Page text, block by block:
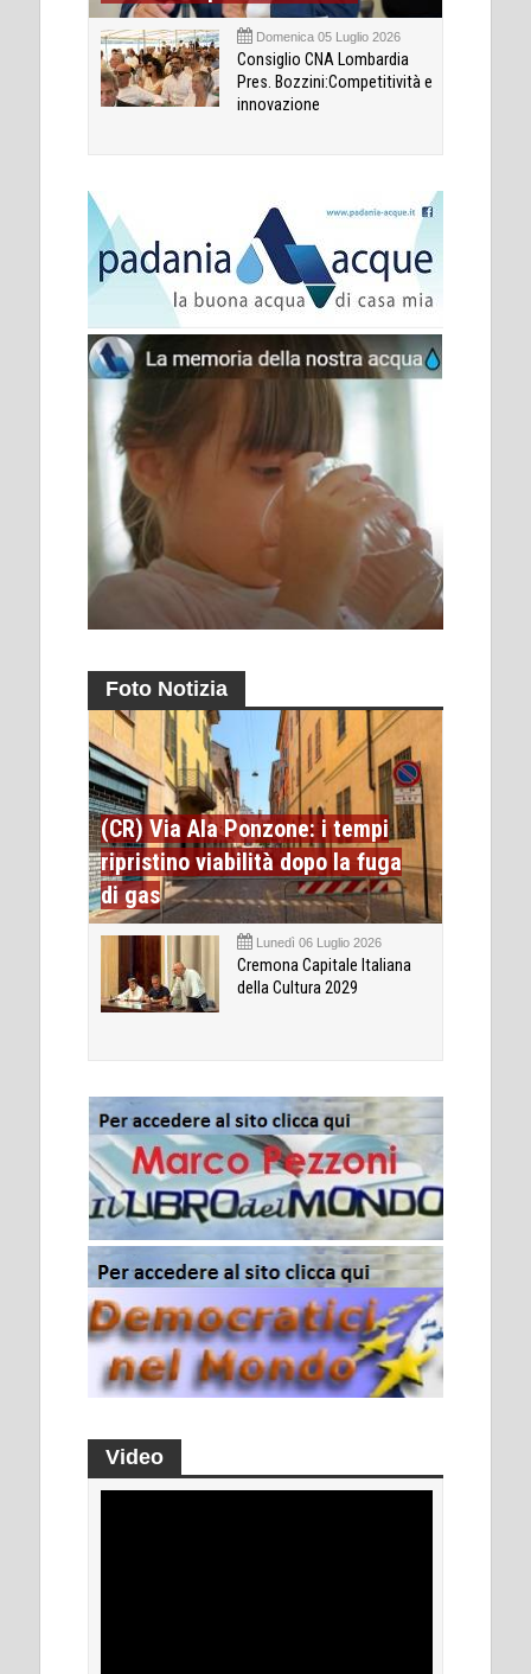
Domenica 05 Luglio 2026
Consiglio CNA Lombardia
Pres. Bozzini:Competitività e
innovazione
Foto Notizia
(CR) Via Ala Ponzone: i tempi
ripristino viabilità dopo la fuga
di gas
Lunedì 06 Luglio 2026
Cremona Capitale Italiana
della Cultura 2029
Video